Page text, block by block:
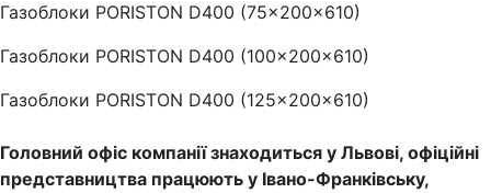
Газоблоки PORISTON D400 (75x200x610)
Газоблоки PORISTON D400 (100x200x610)
Газоблоки PORISTON D400 (125x200x610)
Головний офіс компанії знаходиться у Львові, офіційні
представництва працюють у Івано-Франківську,